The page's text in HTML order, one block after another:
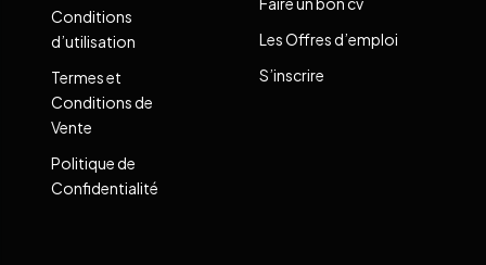
Conditions
d’utilisation
Termes et
Conditions de
Vente
Politique de
Confidentialité
Les Offres d’emploi
S’inscrire